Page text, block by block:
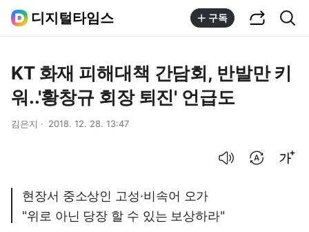
디지털타임스 구독
KT 화재 피해대책 간담회, 반발만 키
워..'황창규 회장 퇴진' 언급도
김은지 2018. 12. 28. 13:47
현장서 중소상인 고성·비속어 오가
"위로 아닌 당장 할 수 있는 보상하라"